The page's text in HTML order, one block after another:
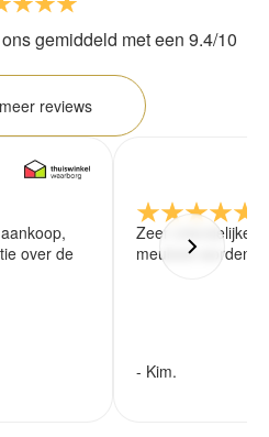
gemiddeld met een 9.4/10
reviews
over de
Zeer vriendelijke
meubels worden
- Kim.